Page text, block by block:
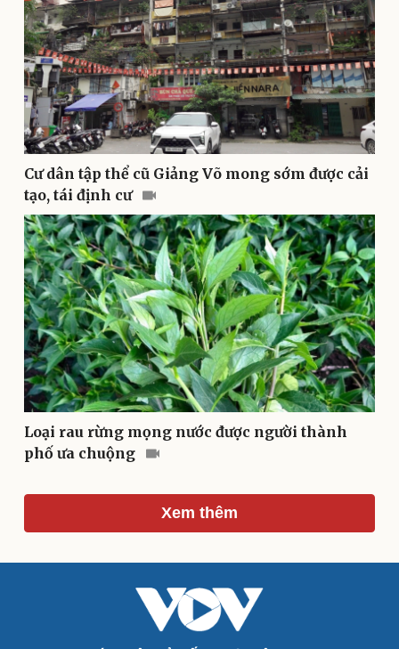
Sân khấu - Điện ảnh
Văn học
Âm nhạc
Di sản
Sao Việt
Podcast
Kể chuyện cho bé
Hạt giống tâm hồn
Cư dân tập thể cũ Giảng Võ mong sớm được cải
tạo, tái định cư
Loại rau rừng mọng nước được người thành
phố ưa chuộng
Xem thêm